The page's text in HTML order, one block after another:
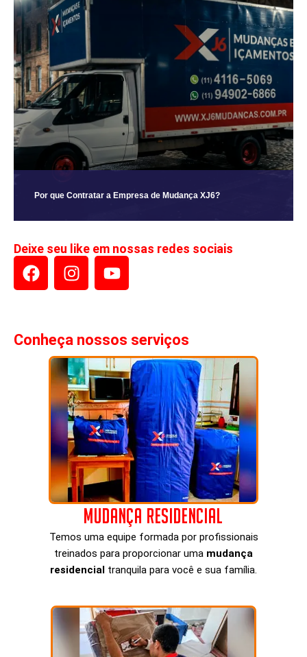
Por que Contratar a Empresa de Mudança XJ6?
Deixe seu like em nossas redes sociais
Conheça nossos serviços
Mudança Residencial
Temos uma equipe formada por profissionais
treinados para proporcionar uma mudança
residencial tranquila para você e sua família.